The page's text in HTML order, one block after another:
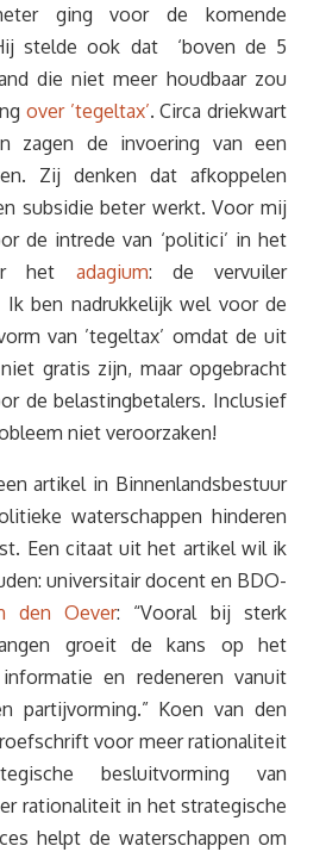
ging voor de komende
stelde ook dat ‘boven de 5
die niet meer houdbaar zou
over ’tegeltax’. Circa driekwart
zagen de invoering van een
Zij denken dat afkoppelen
subsidie beter werkt. Voor mij
de intrede van ‘politici’ in het
het adagium: de vervuiler
Ik ben nadrukkelijk wel voor de
van ’tegeltax’ omdat de uit
gratis zijn, maar opgebracht
de belastingbetalers. Inclusief
niet veroorzaken!
artikel in Binnenlandsbestuur
waterschappen hinderen
Een citaat uit het artikel wil ik
universitair docent en BDO-
den Oever: “Vooral bij sterk
groeit de kans op het
en redeneren vanuit
partijvorming.” Koen van den
voor meer rationaliteit
besluitvorming van
rationaliteit in het strategische
helpt de waterschappen om